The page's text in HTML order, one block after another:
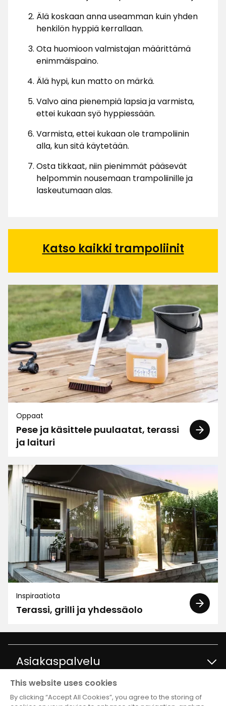
Älä koskaan anna useamman kuin yhden
henkilön hyppiä kerrallaan.
Ota huomioon valmistajan määrittämä
enimmäispaino.
Älä hypi, kun matto on märkä.
Valvo aina pienempiä lapsia ja varmista,
ettei kukaan syö hyppiessään.
Varmista, ettei kukaan ole trampoliinin
alla, kun sitä käytetään.
Osta tikkaat, niin pienimmät pääsevät
helpommin nousemaan trampoliinille ja
laskeutumaan alas.
Katso kaikki trampoliinit
Oppaat
Pese ja käsittele puulaatat, terassi
ja laituri
Inspiraatiota
Terassi, grilli ja yhdessäolo
Asiakaspalvelu
Tietoja
This website uses cookies
By clicking “Accept All Cookies”, you agree to the storing of